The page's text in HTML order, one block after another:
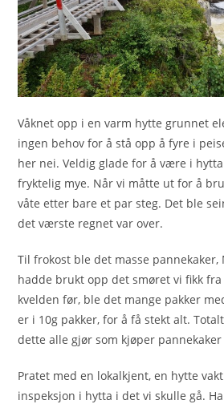
Våknet opp i en varm hytte grunnet
ingen behov for å stå opp å fyre i
her nei. Veldig glade for å være i
fryktelig mye. Når vi måtte ut for å
våte etter bare et par steg. Det ble
det værste regnet var over.
Til frokost ble det masse pannekaker,
hadde brukt opp det smøret vi fikk
kvelden før, ble det mange pakker
er i 10g pakker, for å få stekt alt.
dette alle gjør som kjøper
Pratet med en lokalkjent, en hytte
inspeksjon i hytta i det vi skulle gå.